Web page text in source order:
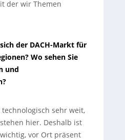
der wir Themen
der DACH-Markt für
Wo sehen Sie
und
technologisch sehr weit,
hier. Deshalb ist
vor Ort präsent